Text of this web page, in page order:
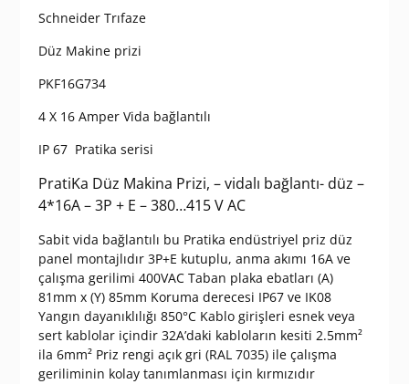
Schneider Trıfaze
Düz Makine prizi
PKF16G734
4 X 16 Amper Vida bağlantılı
IP 67 Pratika serisi
PratiKa Düz Makina Prizi, – vidalı bağlantı- düz –
4*16A – 3P + E – 380…415 V AC
Sabit vida bağlantılı bu Pratika endüstriyel priz düz
panel montajlıdır 3P+E kutuplu, anma akımı 16A ve
çalışma gerilimi 400VAC Taban plaka ebatları (A)
81mm x (Y) 85mm Koruma derecesi IP67 ve IK08
Yangın dayanıklılığı 850°C Kablo girişleri esnek veya
sert kablolar içindir 32A’daki kabloların kesiti 2.5mm²
ila 6mm² Priz rengi açık gri (RAL 7035) ile çalışma
geriliminin kolay tanımlanması için kırmızıdır